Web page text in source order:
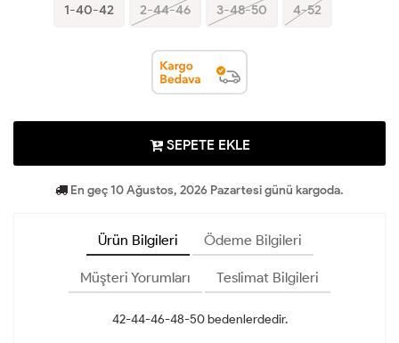
1-40-42 2-44-46 3-48-50 4-52
SEPETE EKLE
En geç 10 Ağustos, 2026 Pazartesi günü kargoda.
Ürün Bilgileri Ödeme Bilgileri
Müşteri Yorumları Teslimat Bilgileri
42-44-46-48-50 bedenlerdedir.